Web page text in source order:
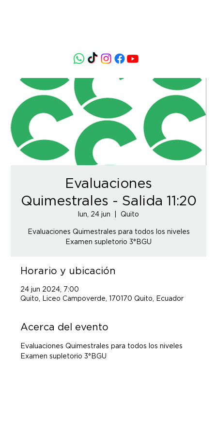
Evaluaciones
Quimestrales - Salida 11:20
lun, 24 jun Quito
Evaluaciones Quimestrales para todos los niveles
Examen supletorio 3°BGU
Horario y ubicación
24 jun 2024, 7:00
Quito, Liceo Campoverde, 170170 Quito, Ecuador
Acerca del evento
Evaluaciones Quimestrales para todos los niveles
Examen supletorio 3°BGU